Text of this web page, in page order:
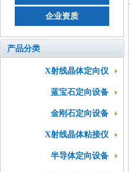
企业资质
产品分类
X射线晶体定向仪
蓝宝石定向设备
金刚石定向设备
X射线晶体粘接仪
半导体定向设备